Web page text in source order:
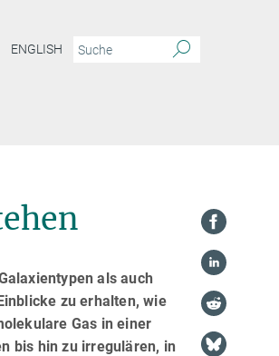
ENGLISH
als auch
zu erhalten, wie
Gas in einer
bis hin zu irregulären, in